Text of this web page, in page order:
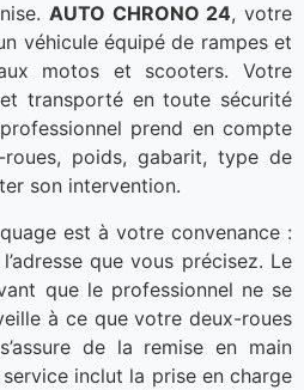
AUTO CHRONO 24, votre
véhicule équipé de rampes et
motos et scooters. Votre
transporté en toute sécurité
prend en compte
poids, gabarit, type de
son intervention.
est à votre convenance :
que vous précisez. Le
que le professionnel ne se
à ce que votre deux-roues
de la remise en main
inclut la prise en charge